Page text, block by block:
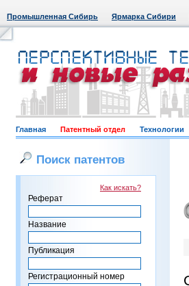
Промышленная Сибирь Ярмарка Сибири
Главная Патентный отдел Технологии
Поиск патентов
Как искать?
Реферат
Название
Публикация
Регистрационный номер